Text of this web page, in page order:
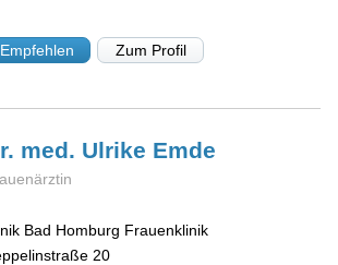
Empfehlen Zum Profil
med. Ulrike Emde
Bad Homburg Frauenklinik
20